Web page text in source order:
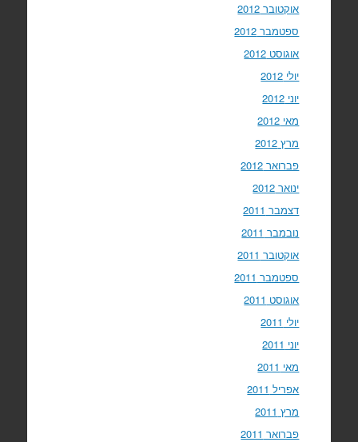
אוקטובר 2012
ספטמבר 2012
אוגוסט 2012
יולי 2012
יוני 2012
מאי 2012
מרץ 2012
פברואר 2012
ינואר 2012
דצמבר 2011
נובמבר 2011
אוקטובר 2011
ספטמבר 2011
אוגוסט 2011
יולי 2011
יוני 2011
מאי 2011
אפריל 2011
מרץ 2011
פברואר 2011